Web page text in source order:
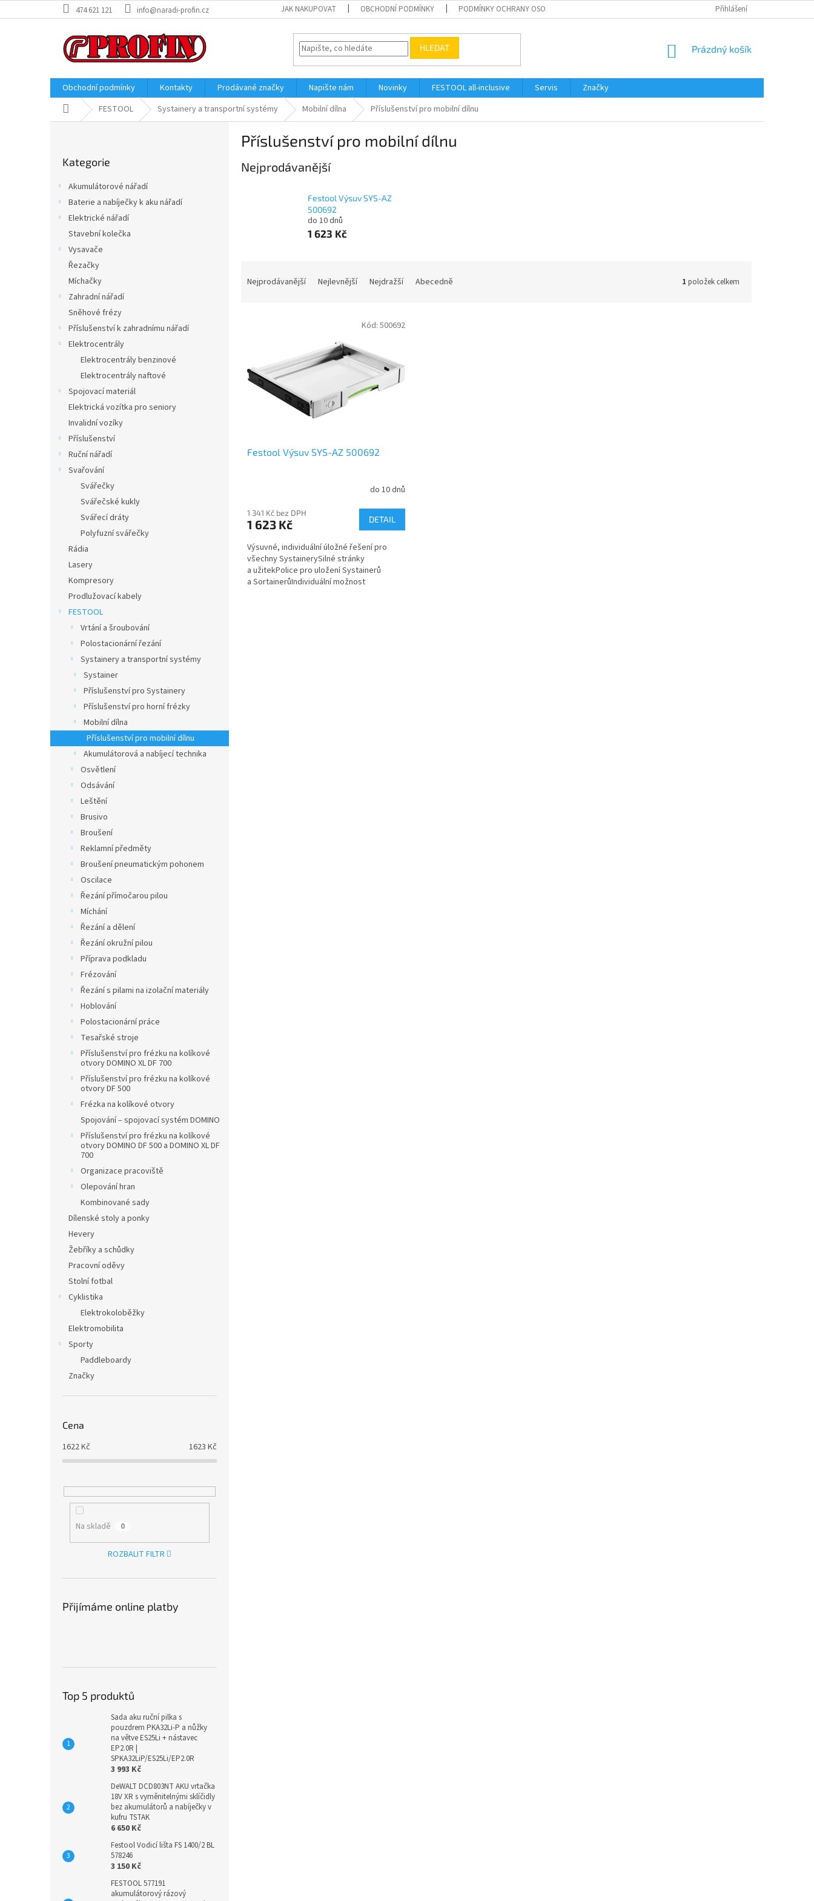
na
474 621 121 info@naradi-profin.cz JAK NAKUPOVAT OBCHODNÍ PODMÍNKY PODMÍNKY OCHRANY OSOBNÍCH ÚDAJŮ Přihlášení
HLEDAT
NÁKUPNÍ
Prázdný košík
Obchodní podmínky Kontakty Prodávané značky Napište nám Novinky FESTOOL all-inclusive Servis
Značky
Domů FESTOOL Systainery a transportní systémy Mobilní dílna Příslušenství pro mobilní dílnu
kategorie
Kategorie
Akumulátorové nářadí
Baterie a nabíječky k aku nářadí
Elektrické nářadí
Stavební kolečka
Vysavače
Řezačky
Míchačky
Zahradní nářadí
Sněhové frézy
Příslušenství k zahradnímu nářadí
Elektrocentrály
Elektrocentrály benzinové
Elektrocentrály naftové
Spojovací materiál
Elektrická vozítka pro seniory
Invalidní vozíky
Příslušenství
Ruční nářadí
Svařování
Svářečky
Svářečské kukly
Svářecí dráty
Polyfuzní svářečky
Rádia
Lasery
Kompresory
Prodlužovací kabely
FESTOOL
Vrtání a šroubování
Polostacionární řezání
Systainery a transportní systémy
Systainer
Příslušenství pro Systainery
Příslušenství pro horní frézky
Mobilní dílna
Příslušenství pro mobilní dílnu
Akumulátorová a nabíjecí technika
Osvětlení
Odsávání
Leštění
Brusivo
Broušení
Reklamní předměty
Broušení pneumatickým pohonem
Oscilace
Řezání přímočarou pilou
Míchání
Řezání a dělení
Řezání okružní pilou
Příprava podkladu
Frézování
Řezání s pilami na izolační materiály
Hoblování
Polostacionární práce
Tesařské stroje
Příslušenství pro frézku na kolíkové
otvory DOMINO XL DF 700
Příslušenství pro frézku na kolíkové
otvory DF 500
Frézka na kolíkové otvory
Spojování – spojovací systém DOMINO
Příslušenství pro frézku na kolíkové
otvory DOMINO DF 500 a DOMINO XL DF
700
Organizace pracoviště
Olepování hran
Kombinované sady
Dílenské stoly a ponky
Hevery
Žebříky a schůdky
Pracovní oděvy
Stolní fotbal
Cyklistika
Elektrokoloběžky
Elektromobilita
Sporty
Paddleboardy
Značky
Cena
1622Kč 1623 Kč
Na skladě 0
ROZBALIT FILTR
Přijímáme online platby
Top 5 produktů
Sada aku ruční pilka s
pouzdrem PKA32Li-P a nůžky
na větve ES25Li + nástavec
EP2.0R |
SPKA32LiP/ES25Li/EP2.0R
3 993 Kč
DeWALT DCD803NT AKU vrtačka
18V XR s vyměnitelnými sklíčidly
bez akumulátorů a nabíječky v
kufru TSTAK
6 650 Kč
Festool Vodicí lišta FS 1400/2 BL
578246
3 150 Kč
FESTOOL 577191
akumulátorový rázový
Příslušenství pro mobilní dílnu
Nejprodávanější
Festool Výsuv SYS-AZ
500692
do 10 dnů
1 623 Kč
Nejprodávanější Nejlevnější Nejdražší Abecedně 1 položek celkem
Festool Výsuv SYS-AZ 500692
do 10 dnů
1 341 Kč bez DPH
1 623 Kč DETAIL
Výsuvné, individuální úložné řešení pro
všechny SystainerySilné stránky
a užitekPolice pro uložení Systainerů
a SortainerůIndividuální možnost
Kód: 500692